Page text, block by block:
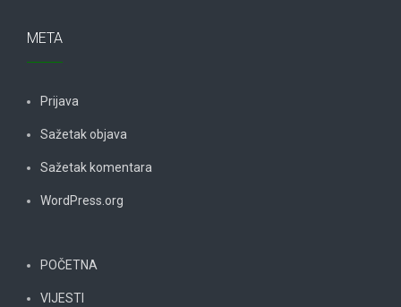
META
Prijava
Sažetak objava
Sažetak komentara
WordPress.org
POČETNA
VIJESTI